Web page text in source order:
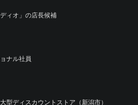
ィオ」の店長候補
ナル社員
型ディスカウントストア（新潟市）